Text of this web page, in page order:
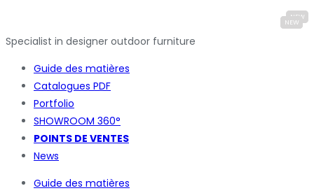
Specialist in designer outdoor furniture
Guide des matières
Catalogues PDF
Portfolio
SHOWROOM 360°
POINTS DE VENTES
News
Guide des matières